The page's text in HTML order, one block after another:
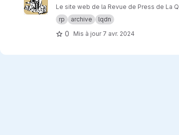
Le site web de la Revue de Press de La
rp
archive lqdn
0 Mis à jour 7 avr. 2024